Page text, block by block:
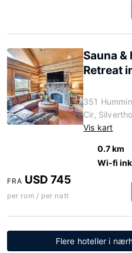
Sauna
Retreat
351
Cir,
Vis kart
0.7 km
Wi-fi
FRA USD 745
per rom / per natt
Flere hoteller i